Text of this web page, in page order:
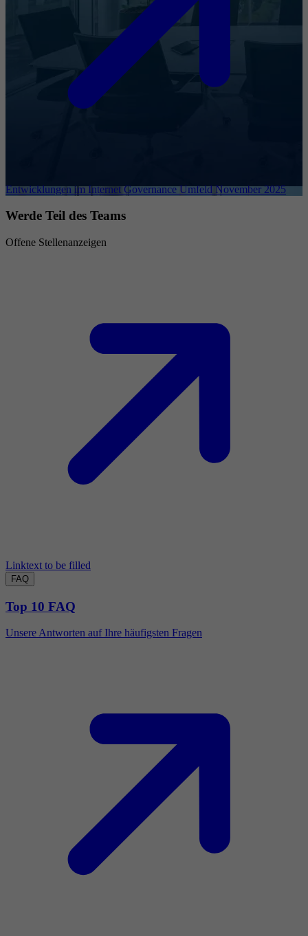
Entwicklungen im Internet Governance Umfeld November 2025
Werde Teil des Teams
Offene Stellenanzeigen
Linktext to be filled
FAQ
Top 10 FAQ
Unsere Antworten auf Ihre häufigsten Fragen